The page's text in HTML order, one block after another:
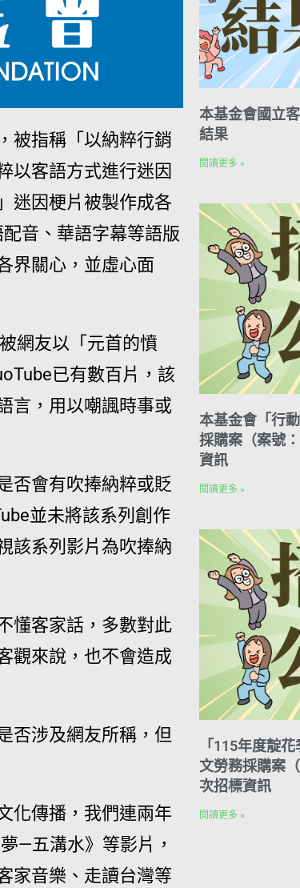
被指稱「以納粹行銷
以客語方式進行迷因
迷因梗片被製作成各
音、華語字幕等語版
界關心，並虛心面
網友以「元首的憤
已有數百片，該
言，用以嘲諷時事或
否會有吹捧納粹或貶
並未將該系列創作
該系列影片為吹捧納
懂客家話，多數對此
觀來說，也不會造成
否涉及網友所稱，但
化傳播，我們連兩年
—五溝水》等影片，
家音樂、走讀台灣等
本基金會國立
結果
閱讀更多 »
本基金會「行
採購案（案號
資訊
閱讀更多 »
「115年度靛
文勞務採購案
次招標資訊
閱讀更多 »